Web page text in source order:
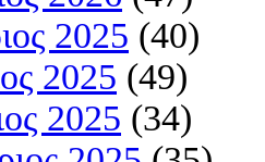
2025 (40)
2025 (49)
2025 (34)